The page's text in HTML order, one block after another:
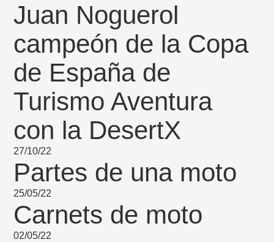
Juan Noguerol
campeón de la Copa
de España de
Turismo Aventura
con la DesertX
27/10/22
Partes de una moto
25/05/22
Carnets de moto
02/05/22